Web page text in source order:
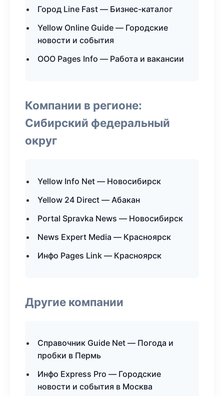
Город Line Fast — Бизнес-каталог
Yellow Online Guide — Городские
новости и события
ООО Pages Info — Работа и вакансии
Компании в регионе:
Сибирский федеральный
округ
Yellow Info Net — Новосибирск
Yellow 24 Direct — Абакан
Portal Spravka News — Новосибирск
News Expert Media — Красноярск
Инфо Pages Link — Красноярск
Другие компании
Справочник Guide Net — Погода и
пробки в Пермь
Инфо Express Pro — Городские
новости и события в Москва